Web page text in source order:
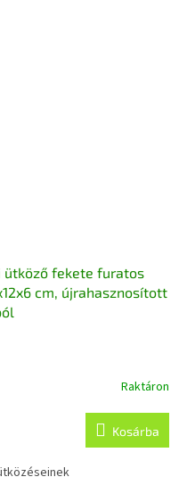
fekete furatos
cm, újrahasznosított
Raktáron
Kosárba